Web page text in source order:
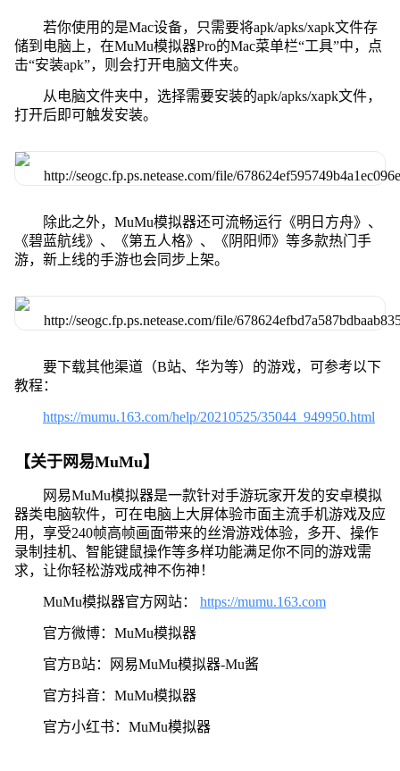
若你使用的是Mac设备，只需要将apk/apks/xapk文件存
储到电脑上，在MuMu模拟器Pro的Mac菜单栏“工具”中，点
击“安装apk”，则会打开电脑文件夹。
从电脑文件夹中，选择需要安装的apk/apks/xapk文件，
打开后即可触发安装。
除此之外，MuMu模拟器还可流畅运行《明日方舟》、
《碧蓝航线》、《第五人格》、《阴阳师》等多款热门手
游，新上线的手游也会同步上架。
要下载其他渠道（B站、华为等）的游戏，可参考以下
教程：
https://mumu.163.com/help/20210525/35044_949950.html
【关于网易MuMu】
网易MuMu模拟器是一款针对手游玩家开发的安卓模拟
器类电脑软件，可在电脑上大屏体验市面主流手机游戏及应
用，享受240帧高帧画面带来的丝滑游戏体验，多开、操作
录制挂机、智能键鼠操作等多样功能满足你不同的游戏需
求，让你轻松游戏成神不伤神！
MuMu模拟器官方网站： https://mumu.163.com
官方微博：MuMu模拟器
官方B站：网易MuMu模拟器-Mu酱
官方抖音：MuMu模拟器
官方小红书：MuMu模拟器